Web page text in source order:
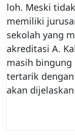
loh. Meski
memiliki
sekolah yang
akreditasi A.
masih bingung
tertarik
akan